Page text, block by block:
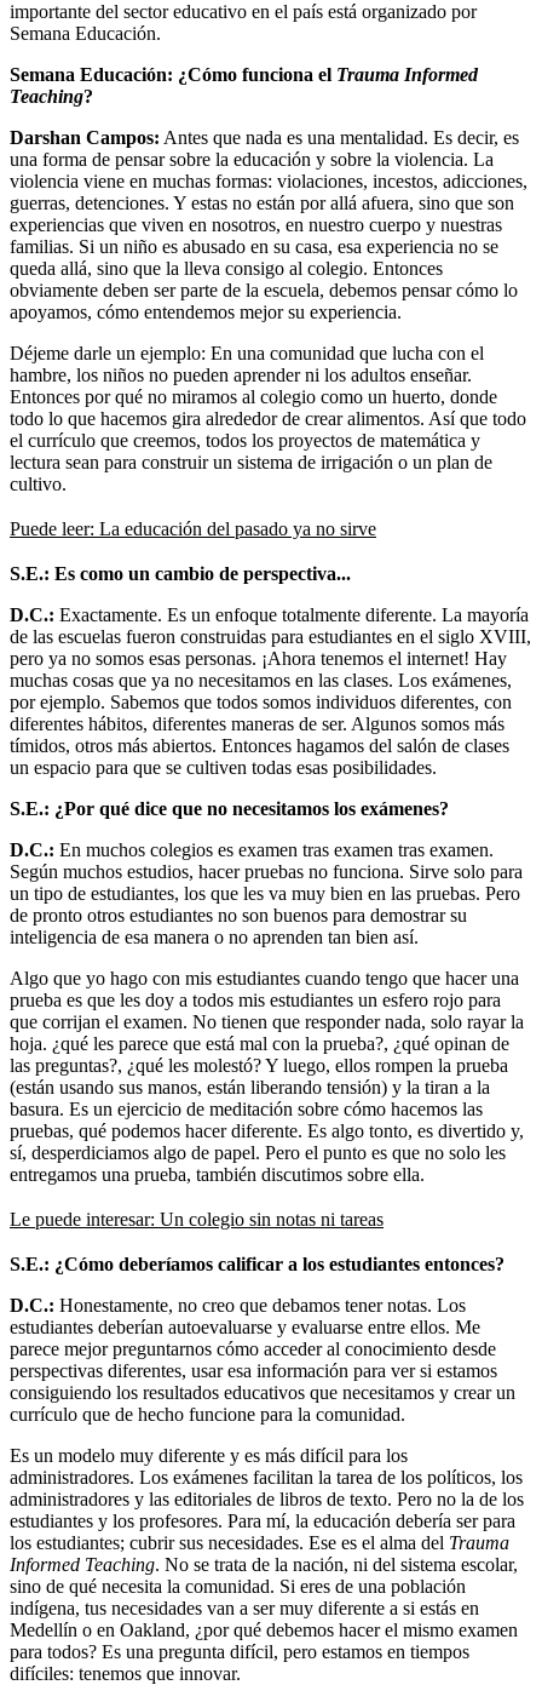
importante del sector educativo en el país está organizado por
Semana Educación.
Semana Educación: ¿Cómo funciona el Trauma Informed
Teaching?
Darshan Campos: Antes que nada es una mentalidad. Es decir, es
una forma de pensar sobre la educación y sobre la violencia. La
violencia viene en muchas formas: violaciones, incestos, adicciones,
guerras, detenciones. Y estas no están por allá afuera, sino que son
experiencias que viven en nosotros, en nuestro cuerpo y nuestras
familias. Si un niño es abusado en su casa, esa experiencia no se
queda allá, sino que la lleva consigo al colegio. Entonces
obviamente deben ser parte de la escuela, debemos pensar cómo lo
apoyamos, cómo entendemos mejor su experiencia.
Déjeme darle un ejemplo: En una comunidad que lucha con el
hambre, los niños no pueden aprender ni los adultos enseñar.
Entonces por qué no miramos al colegio como un huerto, donde
todo lo que hacemos gira alrededor de crear alimentos. Así que todo
el currículo que creemos, todos los proyectos de matemática y
lectura sean para construir un sistema de irrigación o un plan de
cultivo.
Puede leer: La educación del pasado ya no sirve
S.E.: Es como un cambio de perspectiva...
D.C.: Exactamente. Es un enfoque totalmente diferente. La mayoría
de las escuelas fueron construidas para estudiantes en el siglo XVIII,
pero ya no somos esas personas. ¡Ahora tenemos el internet! Hay
muchas cosas que ya no necesitamos en las clases. Los exámenes,
por ejemplo. Sabemos que todos somos individuos diferentes, con
diferentes hábitos, diferentes maneras de ser. Algunos somos más
tímidos, otros más abiertos. Entonces hagamos del salón de clases
un espacio para que se cultiven todas esas posibilidades.
S.E.: ¿Por qué dice que no necesitamos los exámenes?
D.C.: En muchos colegios es examen tras examen tras examen.
Según muchos estudios, hacer pruebas no funciona. Sirve solo para
un tipo de estudiantes, los que les va muy bien en las pruebas. Pero
de pronto otros estudiantes no son buenos para demostrar su
inteligencia de esa manera o no aprenden tan bien así.
Algo que yo hago con mis estudiantes cuando tengo que hacer una
prueba es que les doy a todos mis estudiantes un esfero rojo para
que corrijan el examen. No tienen que responder nada, solo rayar la
hoja. ¿qué les parece que está mal con la prueba?, ¿qué opinan de
las preguntas?, ¿qué les molestó? Y luego, ellos rompen la prueba
(están usando sus manos, están liberando tensión) y la tiran a la
basura. Es un ejercicio de meditación sobre cómo hacemos las
pruebas, qué podemos hacer diferente. Es algo tonto, es divertido y,
sí, desperdiciamos algo de papel. Pero el punto es que no solo les
entregamos una prueba, también discutimos sobre ella.
Le puede interesar: Un colegio sin notas ni tareas
S.E.: ¿Cómo deberíamos calificar a los estudiantes entonces?
D.C.: Honestamente, no creo que debamos tener notas. Los
estudiantes deberían autoevaluarse y evaluarse entre ellos. Me
parece mejor preguntarnos cómo acceder al conocimiento desde
perspectivas diferentes, usar esa información para ver si estamos
consiguiendo los resultados educativos que necesitamos y crear un
currículo que de hecho funcione para la comunidad.
Es un modelo muy diferente y es más difícil para los
administradores. Los exámenes facilitan la tarea de los políticos, los
administradores y las editoriales de libros de texto. Pero no la de los
estudiantes y los profesores. Para mí, la educación debería ser para
los estudiantes; cubrir sus necesidades. Ese es el alma del Trauma
Informed Teaching. No se trata de la nación, ni del sistema escolar,
sino de qué necesita la comunidad. Si eres de una población
indígena, tus necesidades van a ser muy diferente a si estás en
Medellín o en Oakland, ¿por qué debemos hacer el mismo examen
para todos? Es una pregunta difícil, pero estamos en tiempos
difíciles: tenemos que innovar.